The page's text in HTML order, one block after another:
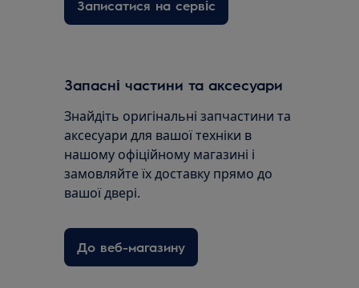
Записатися на сервіс
Запасні частини та аксесуари
Знайдіть оригінальні запчастини та
аксесуари для вашої техніки в
нашому офіційному магазині і
замовляйте їх доставку прямо до
вашої двері.
До веб-магазину